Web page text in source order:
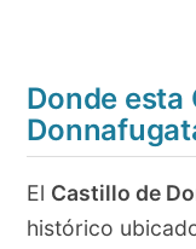
Donde esta
El Castillo de
histórico